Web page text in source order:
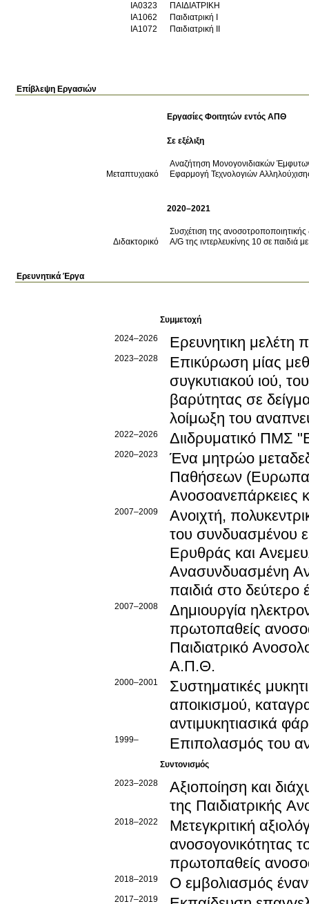
ΙΑ0323
ΠΑΙΔΙΑΤΡΙΚΗ
ΙΑ1062
Παιδιατρική I
ΙΑ1072
Παιδιατρική II
Επίβλεψη Εργασιών
Εργασίες Φοιτητών εντός ΑΠΘ
Σε εξέλιξη
Μεταπτυχιακό
Αναζήτηση Μονογονιδιακών
Εφαρμογή Τεχνολογιών
2020–2021
Διδακτορικό
Συσχέτιση της
A/G της ιντερλευκίνης 10 σε παιδιά
Ερευνητικά Έργα
Συμμετοχή
2024–2026
Ερευνητικη μελέτη
2023–2028
Επικύρωση μίας
συγκυτιακού ιού,
βαρύτητας σε
λοίμωξη του
2022–2026 Διιδρυματικό ΠΜΣ
2020–2023
Ένα μητρώο
Παθήσεων
Ανοσοανεπάρκειες
2007–2009
Ανοιχτή,
του συνδυασμένου
Ερυθράς και
Ανασυνδυασμένη
παιδιά στο
2007–2008
Δημιουργία
πρωτοπαθείς
Παιδιατρικό
Α.Π.Θ.
2000–2001
Συστηματικές
αποικισμού,
αντιμυκητιασικά
1999– Επιπολασμός του
Συντονισμός
2023–2028
Αξιοποίηση και
της Παιδιατρικής
2018–2022
Μετεγκριτική
ανοσογονικότητας
πρωτοπαθείς
2018–2019 Ο εμβολιασμός
2017–2019